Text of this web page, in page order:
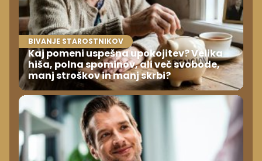
BIVANJE STAROSTNIKOV
Kaj pomeni uspešna upokojitev? Velika
hiša, polna spominov, ali več svobode,
manj stroškov in manj skrbi?